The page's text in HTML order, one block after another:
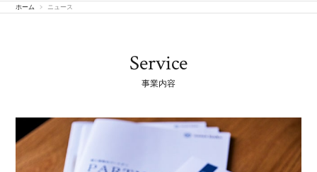
ホーム ニュース
Service
事業内容